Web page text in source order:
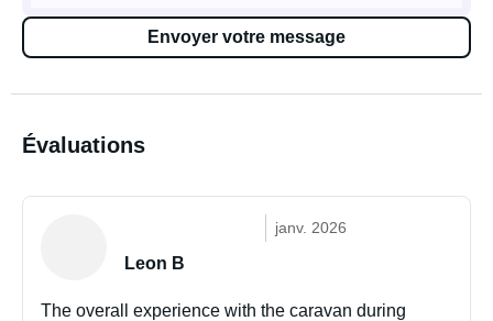
Envoyer votre message
Évaluations
janv. 2026
Leon B
The overall experience with the caravan during